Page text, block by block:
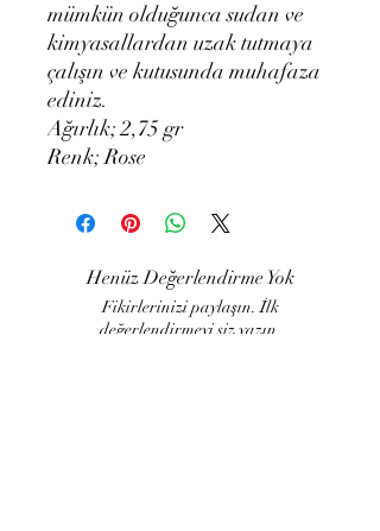
mümkün olduğunca sudan ve
kimyasallardan uzak tutmaya
çalışın ve kutusunda muhafaza
ediniz.
Ağırlık; 2,75 gr
Renk; Rose
Henüz Değerlendirme Yok
Fikirlerinizi paylaşın. İlk
değerlendirmeyi siz yazın.